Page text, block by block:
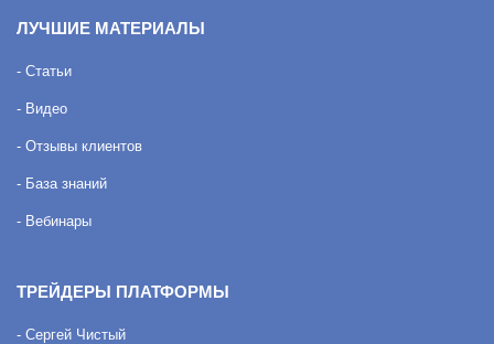
ЛУЧШИЕ МАТЕРИАЛЫ
- Статьи
- Видео
- Отзывы клиентов
- База знаний
- Вебинары
ТРЕЙДЕРЫ ПЛАТФОРМЫ
- Сергей Чистый